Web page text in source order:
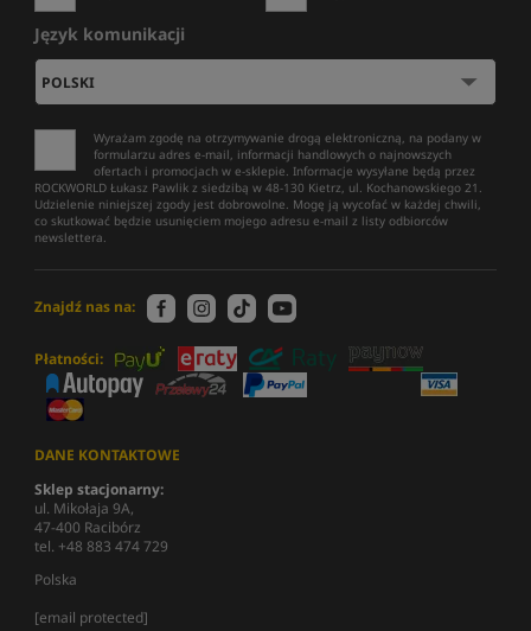
Język komunikacji
Wyrażam zgodę na otrzymywanie drogą elektroniczną, na podany w
formularzu adres e-mail, informacji handlowych o najnowszych
ofertach i promocjach w e-sklepie. Informacje wysyłane będą przez
ROCKWORLD Łukasz Pawlik z siedzibą w 48-130 Kietrz, ul. Kochanowskiego 21.
Udzielenie niniejszej zgody jest dobrowolne. Mogę ją wycofać w każdej chwili,
co skutkować będzie usunięciem mojego adresu e-mail z listy odbiorców
newslettera.
Znajdź nas na:
Płatności:
DANE KONTAKTOWE
Sklep stacjonarny:
ul. Mikołaja 9A,
47-400 Racibórz
tel. +48 883 474 729
Polska
[email protected]